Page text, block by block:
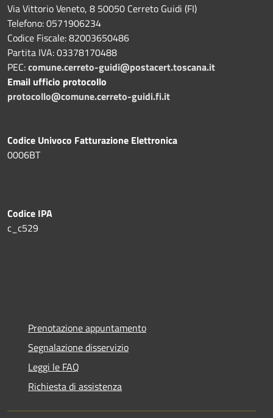
Via Vittorio Veneto, 8 50050 Cerreto Guidi (FI)
Telefono: 0571906234
Codice Fiscale: 82003650486
Partita IVA: 03378170488
PEC:comune.cerreto-guidi@postacert.toscana.it
Email ufficio protocollo
protocollo@comune.cerreto-guidi.fi.it
Codice Univoco Fatturazione Elettronica
0006BT
Codice IPA
c_c529
Prenotazione appuntamento
Segnalazione disservizio
Leggi le FAQ
Richiesta di assistenza